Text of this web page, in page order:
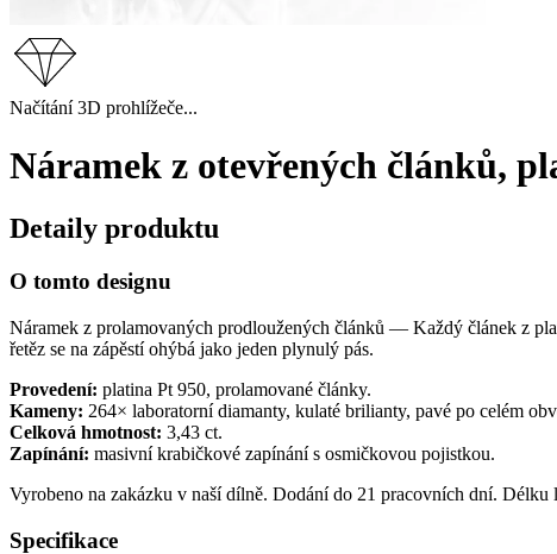
Načítání 3D prohlížeče...
Náramek z otevřených článků,
Detaily produktu
O tomto designu
Náramek z prolamovaných prodloužených článků — Každý článek z
řetěz se na zápěstí ohýbá jako jeden plynulý pás.
Provedení: platina Pt 950, prolamované články.
Kameny: 264× laboratorní diamanty, kulaté brilianty, pavé po celém
Celková hmotnost: 3,43 ct.
Zapínání: masivní krabičkové zapínání s osmičkovou pojistkou.
Vyrobeno na zakázku v naší dílně. Dodání do 21 pracovních dní.
Specifikace